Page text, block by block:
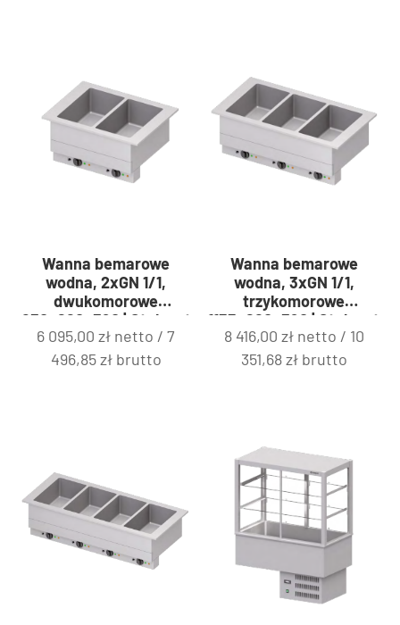
Wanna bemarowe
wodna, 2xGN 1/1,
dwukomorowe
830x620x390 | Stalgast
ST324081
6 095,00zł netto /7
496,85złbrutto
Wanna bemarowe
wodna, 3xGN 1/1,
trzykomorowe
1155x620x390 | Stalgast
ST325111
8 416,00 zł netto / 10
351,68złbrutto